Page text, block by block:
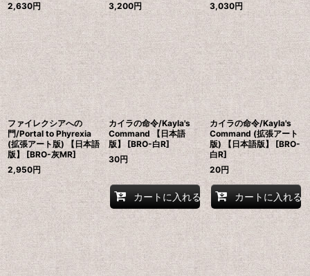
2,630円
3,200円
3,030円
ファイレクシアへの
門/Portal to Phyrexia
(拡張アート版) 【日本語
版】 [BRO-灰MR]
2,950円
カイラの命令/Kayla's
Command 【日本語
版】 [BRO-白R]
30円
カートに入れる
カイラの命令/Kayla's
Command (拡張アート
版) 【日本語版】 [BRO-
白R]
20円
カートに入れる